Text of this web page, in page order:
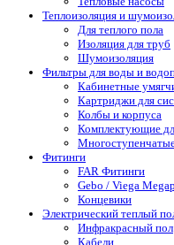
Теплоизоляция и
Для теплого пола
Изоляция для труб
Шумоизоляция
Фильтры для воды и
Кабинетные
Картриджи для
Колбы и корпуса
Комплектующие
Фитинги
FAR Фитинги
Gebo / Viega
Концевики
Электрический теплый
Инфракрасный пол
Кабели